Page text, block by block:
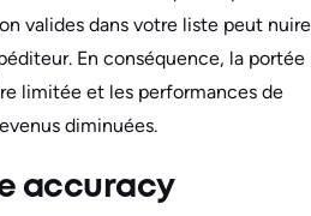
valides dans votre liste peut nuire
En conséquence, la portée
limitée et les performances de
diminuées.
accuracy